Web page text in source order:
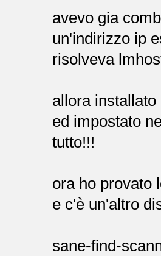
avevo gia
un'indirizzo ip
risolveva
allora
ed impostato
tutto!!!
ora ho provato
e c'è un'altro
sane-find-